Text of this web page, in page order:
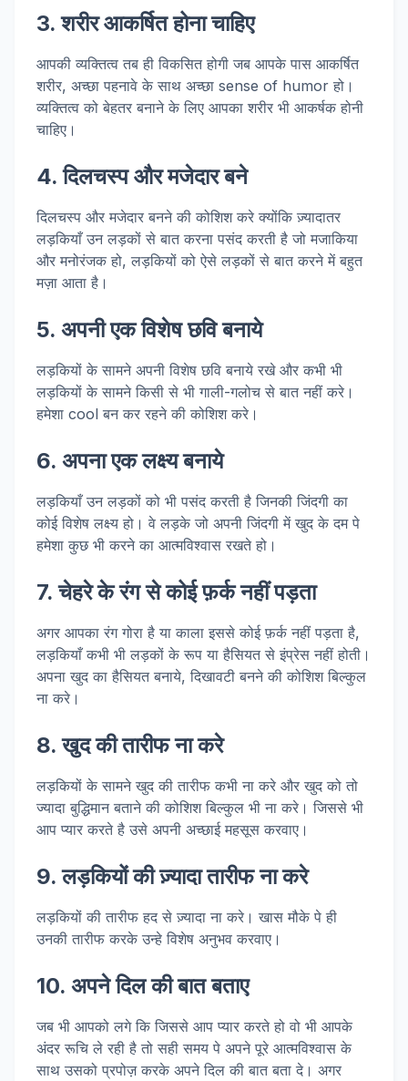
3. शरीर आकर्षित होना चाहिए
आपकी व्यक्तित्व तब ही विकसित होगी जब आपके पास आकर्षित
शरीर, अच्छा पहनावे के साथ अच्छा sense of humor हो।
व्यक्तित्व को बेहतर बनाने के लिए आपका शरीर भी आकर्षक होनी
चाहिए।
4. दिलचस्प और मजेदार बने
दिलचस्प और मजेदार बनने की कोशिश करे क्योंकि ज़्यादातर
लड़कियाँ उन लड़कों से बात करना पसंद करती है जो मजाकिया
और मनोरंजक हो, लड़कियों को ऐसे लड़कों से बात करने में बहुत
मज़ा आता है।
5. अपनी एक विशेष छवि बनाये
लड़कियों के सामने अपनी विशेष छवि बनाये रखे और कभी भी
लड़कियों के सामने किसी से भी गाली-गलोच से बात नहीं करे।
हमेशा cool बन कर रहने की कोशिश करे।
6. अपना एक लक्ष्य बनाये
लड़कियाँ उन लड़कों को भी पसंद करती है जिनकी जिंदगी का
कोई विशेष लक्ष्य हो। वे लड़के जो अपनी जिंदगी में खुद के दम पे
हमेशा कुछ भी करने का आत्मविश्वास रखते हो।
7. चेहरे के रंग से कोई फ़र्क नहीं पड़ता
अगर आपका रंग गोरा है या काला इससे कोई फ़र्क नहीं पड़ता है,
लड़कियाँ कभी भी लड़कों के रूप या हैसियत से इंप्रेस नहीं होती।
अपना खुद का हैसियत बनाये, दिखावटी बनने की कोशिश बिल्कुल
ना करे।
8. खुद की तारीफ ना करे
लड़कियों के सामने खुद की तारीफ कभी ना करे और खुद को तो
ज्यादा बुद्धिमान बताने की कोशिश बिल्कुल भी ना करे। जिससे भी
आप प्यार करते है उसे अपनी अच्छाई महसूस करवाए।
9. लड़कियों की ज़्यादा तारीफ ना करे
लड़कियों की तारीफ हद से ज़्यादा ना करे। खास मौके पे ही
उनकी तारीफ करके उन्हे विशेष अनुभव करवाए।
10. अपने दिल की बात बताए
जब भी आपको लगे कि जिससे आप प्यार करते हो वो भी आपके
अंदर रूचि ले रही है तो सही समय पे अपने पूरे आत्मविश्वास के
साथ उसको प्रपोज़ करके अपने दिल की बात बता दे। अगर